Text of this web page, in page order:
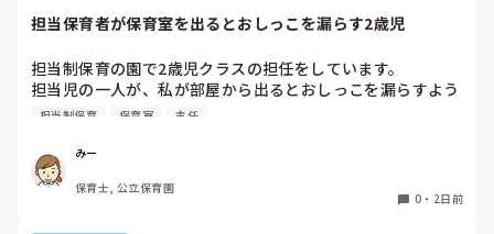
今は８月。
家でもやることはあります。
日常生活すら支障をきたすほどになりました。
椅子に座って作業をすれば？
と、園で言われました。
なので、子ども椅子程度の高さの踏み台に座って、試してみ
担当保育者が保育室を出るとおしっこを漏らす2歳児
担当制保育の園で2歳児クラスの担任をしています。
担当児の一人が、私が部屋から出るとおしっこを漏らすよう
になりました。
4月から私への執着が強かったのですが、特に寝かしつけの
時に私がそばに行かないと繰り返し大きい声で呼んだり私が
寝かしつけしている子にちょっかいを出したり、何回もトイ
担当制保育 保育室 主任
みー
保育士, 公立保育園
0 ・ 2日前